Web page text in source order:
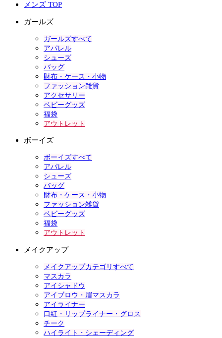
メンズ TOP
ガールズ
ガールズすべて
アパレル
シューズ
バッグ
財布・ケース・小物
ファッション雑貨
アクセサリー
ベビーグッズ
福袋
アウトレット
ボーイズ
ボーイズすべて
アパレル
シューズ
バッグ
財布・ケース・小物
ファッション雑貨
ベビーグッズ
福袋
アウトレット
メイクアップ
メイクアップカテゴリすべて
マスカラ
アイシャドウ
アイブロウ・眉マスカラ
アイライナー
口紅・リップライナー・グロス
チーク
ハイライト・シェーディング